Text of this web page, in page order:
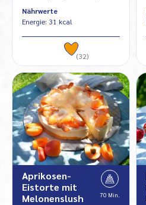
Nährwerte
Energie: 31 kcal
(32)
Aprikosen-
Eistorte mit
Melonenslush
70 Min.